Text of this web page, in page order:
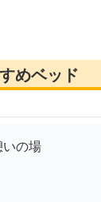
めベッド